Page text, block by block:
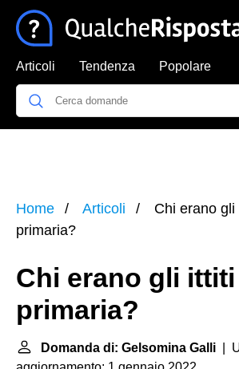
Articoli Tendenza Popolare
Home Articoli
Chi erano
primaria?
Chi erano gli
primaria?
Domanda di: Gelsomina Galli |